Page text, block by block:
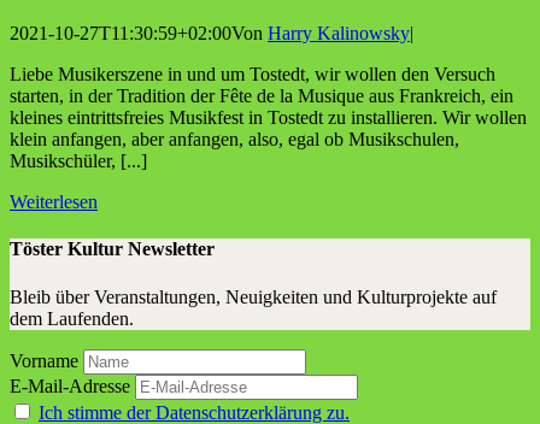
2021-10-27T11:30:59+02:00Von Harry Kalinowsky|
Liebe Musikerszene in und um Tostedt, wir wollen den Versuch
starten, in der Tradition der Fête de la Musique aus Frankreich, ein
kleines eintrittsfreies Musikfest in Tostedt zu installieren. Wir wollen
klein anfangen, aber anfangen, also, egal ob Musikschulen,
Musikschüler, [...]
Weiterlesen
Töster Kultur Newsletter
Bleib über Veranstaltungen, Neuigkeiten und Kulturprojekte auf
dem Laufenden.
Vorname
E-Mail-Adresse
Ich stimme der Datenschutzerklärung zu.